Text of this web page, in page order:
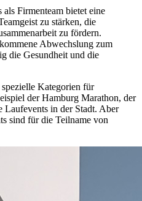
als Firmenteam bietet eine
zu stärken, die
zu fördern.
Abwechslung zum
die Gesundheit und die
Kategorien für
der Hamburg Marathon, der
in der Stadt. Aber
sind für die Teilname von